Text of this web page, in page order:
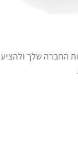
החברה שלך ולהציע